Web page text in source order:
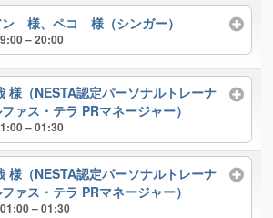
ン 様、ペコ 様（シンガー）
– 20:00
様（NESTA認定パーソナルトレーナ
ァス・テラ PRマネージャー）
– 01:30
様（NESTA認定パーソナルトレーナ
ァス・テラ PRマネージャー）
– 01:30